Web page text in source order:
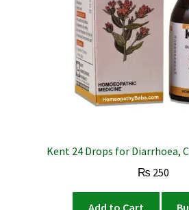
Kent 24 Drops for Diarrhoea,
₨ 250
Add to Cart